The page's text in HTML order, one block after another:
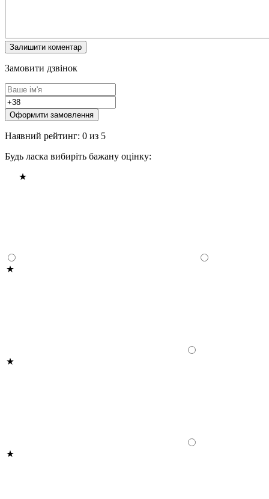
Замовити дзвінок
Оформити замовлення
Наявний рейтинг: 0 из 5
Будь ласка вибиріть бажану оцінку: